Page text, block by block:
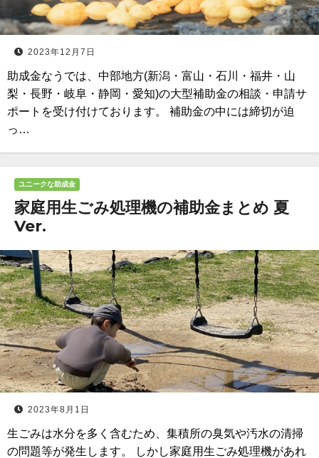
2023年12月7日
助成金なうでは、中部地方(新潟・富山・石川・福井・山
梨・長野・岐阜・静岡・愛知)の大型補助金の相談・申請サ
ポートを受け付けております。 補助金の中には締切が迫
っ…
ユニークな助成金
家庭用生ごみ処理機の補助金まとめ 夏
Ver.
2023年8月1日
生ごみは水分を多く含むため、集積所の臭気や汚水の清掃
の問題等が発生します。 しかし家庭用生ごみ処理機があれ